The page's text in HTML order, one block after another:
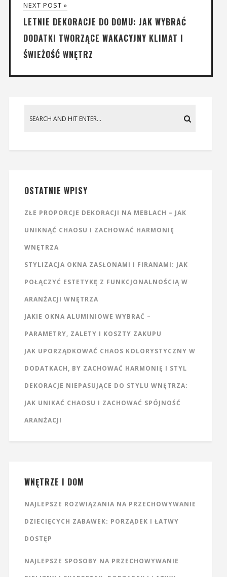
NEXT POST »
LETNIE DEKORACJE DO DOMU: JAK WYBRAĆ
DODATKI TWORZĄCE WAKACYJNY KLIMAT I
ŚWIEŻOŚĆ WNĘTRZ
OSTATNIE WPISY
ZŁE PROPORCJE DEKORACJI NA MEBLACH – JAK
UNIKNĄĆ CHAOSU I ZACHOWAĆ HARMONIĘ
WNĘTRZA
STYLIZACJA OKNA ZASŁONAMI I FIRANAMI: JAK
POŁĄCZYĆ ESTETYKĘ Z FUNKCJONALNOŚCIĄ W
ARANŻACJI WNĘTRZA
JAKIE OKNA ALUMINIOWE WYBRAĆ –
PARAMETRY, ZALETY I KOSZTY ZAKUPU
JAK UPORZĄDKOWAĆ CHAOS KOLORYSTYCZNY W
DODATKACH, BY ZACHOWAĆ HARMONIĘ I STYL
DEKORACJE NIEPASUJĄCE DO STYLU WNĘTRZA:
JAK UNIKAĆ CHAOSU I ZACHOWAĆ SPÓJNOŚĆ
ARANŻACJI
WNĘTRZE I DOM
NAJLEPSZE ROZWIĄZANIA NA PRZECHOWYWANIE
DZIECIĘCYCH ZABAWEK: PORZĄDEK I ŁATWY
DOSTĘP
NAJLEPSZE SPOSOBY NA PRZECHOWYWANIE